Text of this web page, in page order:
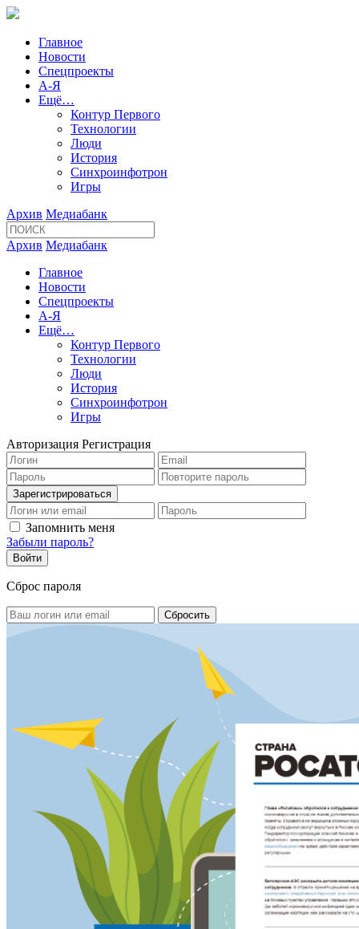
Главное
Новости
Спецпроекты
А-Я
Ещё…
Контур Первого
Технологии
Люди
История
Синхроинфотрон
Игры
Архив Медиабанк
Архив Медиабанк
Главное
Новости
Спецпроекты
А-Я
Ещё…
Контур Первого
Технологии
Люди
История
Синхроинфотрон
Игры
Авторизация Регистрация
Запомнить меня
Забыли пароль?
Сброс пароля